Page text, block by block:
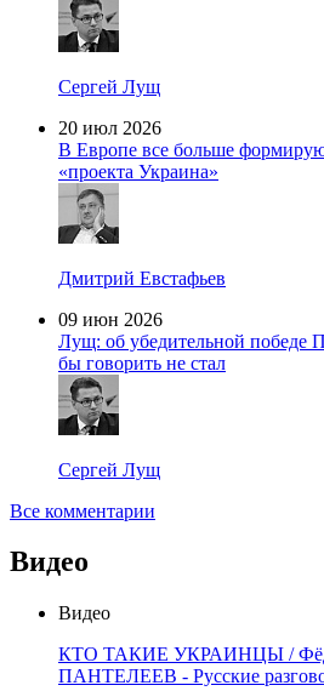
Сергей Лущ
20 июл 2026
В Европе все больше
«проекта Украина»
Дмитрий Евстафьев
09 июн 2026
Лущ: об убедительной победе
бы говорить не стал
Сергей Лущ
Все комментарии
Видео
Видео
КТО ТАКИЕ УКРАИНЦЫ /
ПАНТЕЛЕЕВ - Русские